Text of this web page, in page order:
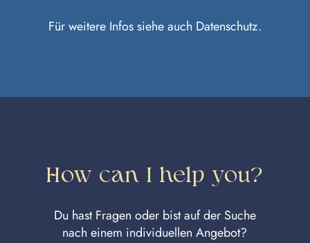
Für weitere Infos siehe auch Datenschutz.
How can I help you?
Du hast Fragen oder bist auf der Suche
nach einem individuellen Angebot?